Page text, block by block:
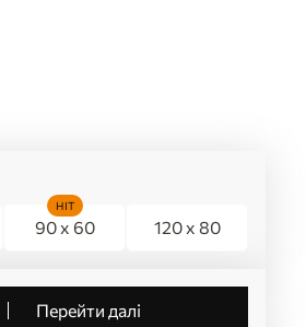
90 x 60
HIT
120 x 80
Перейти далі